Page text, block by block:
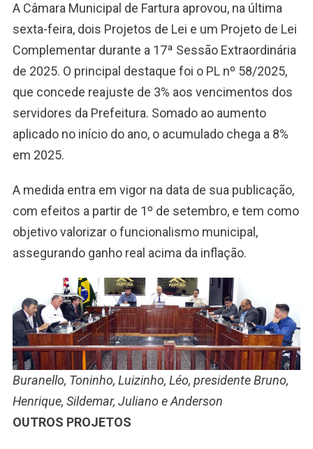
A Câmara Municipal de Fartura aprovou, na última
sexta-feira, dois Projetos de Lei e um Projeto de Lei
Complementar durante a 17ª Sessão Extraordinária
de 2025. O principal destaque foi o PL nº 58/2025,
que concede reajuste de 3% aos vencimentos dos
servidores da Prefeitura. Somado ao aumento
aplicado no início do ano, o acumulado chega a 8%
em 2025.
A medida entra em vigor na data de sua publicação,
com efeitos a partir de 1º de setembro, e tem como
objetivo valorizar o funcionalismo municipal,
assegurando ganho real acima da inflação.
Buranello, Toninho, Luizinho, Léo, presidente Bruno,
Henrique, Sildemar, Juliano e Anderson
OUTROS PROJETOS